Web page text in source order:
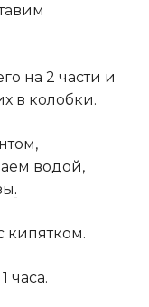
на 2 части и
в колобки.
водой,
.
кипятком.
часа.